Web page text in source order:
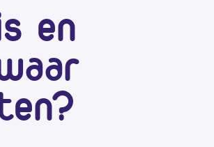
en